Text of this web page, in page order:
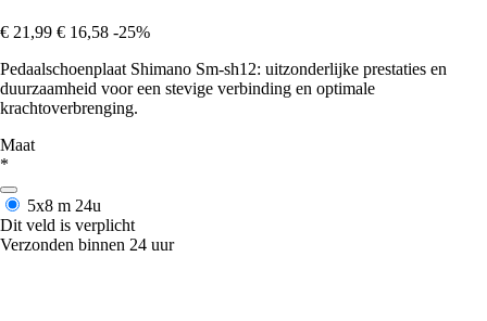
€ 21,99 € 16,58 -25%
Pedaalschoenplaat Shimano Sm-sh12: uitzonderlijke prestaties en
duurzaamheid voor een stevige verbinding en optimale
krachtoverbrenging.
Maat
*
5x8 m 24u
Dit veld is verplicht
Verzonden binnen 24 uur